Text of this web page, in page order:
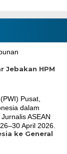
Jebakan HPM
ke General